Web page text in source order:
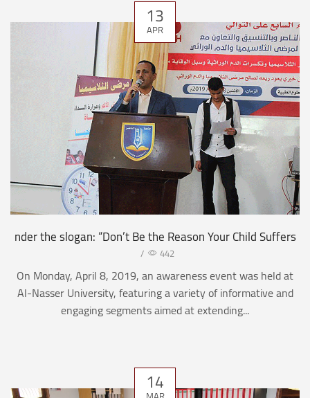
13
APR
nder the slogan: “Don’t Be the Reason Your Child Suffers
/ 442
On Monday, April 8, 2019, an awareness event was held at
Al-Nasser University, featuring a variety of informative and
engaging segments aimed at extending...
14